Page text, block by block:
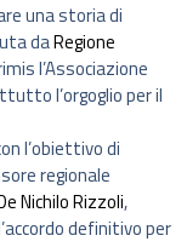
una storia di
daRegione
l’Associazione
l’orgoglio per il
l’obiettivo di
regionale
Nichilo Rizzoli,
definitivo per